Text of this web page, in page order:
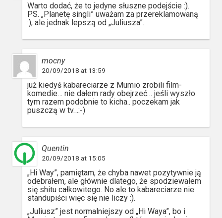
Warto dodać, że to jedyne słuszne podejście :).
PS. „Planetę singli” uważam za przereklamowaną
:), ale jednak lepszą od „Juliusza”.
mocny
20/09/2018 at 13:59
już kiedyś kabareciarze z Mumio zrobili film-
komedie… nie dałem rady obejrzeć… jeśli wyszło
tym razem podobnie to kicha.. poczekam jak
puszczą w tv…:-)
Quentin
20/09/2018 at 15:05
„Hi Way”, pamiętam, że chyba nawet pozytywnie ją
odebrałem, ale głównie dlatego, że spodziewałem
się shitu całkowitego. No ale to kabareciarze nie
standupiści więc się nie liczy :).
„Juliusz” jest normalniejszy od „Hi Waya”, bo i